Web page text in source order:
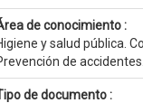
de conocimiento :
y salud pública.
de
de documento :